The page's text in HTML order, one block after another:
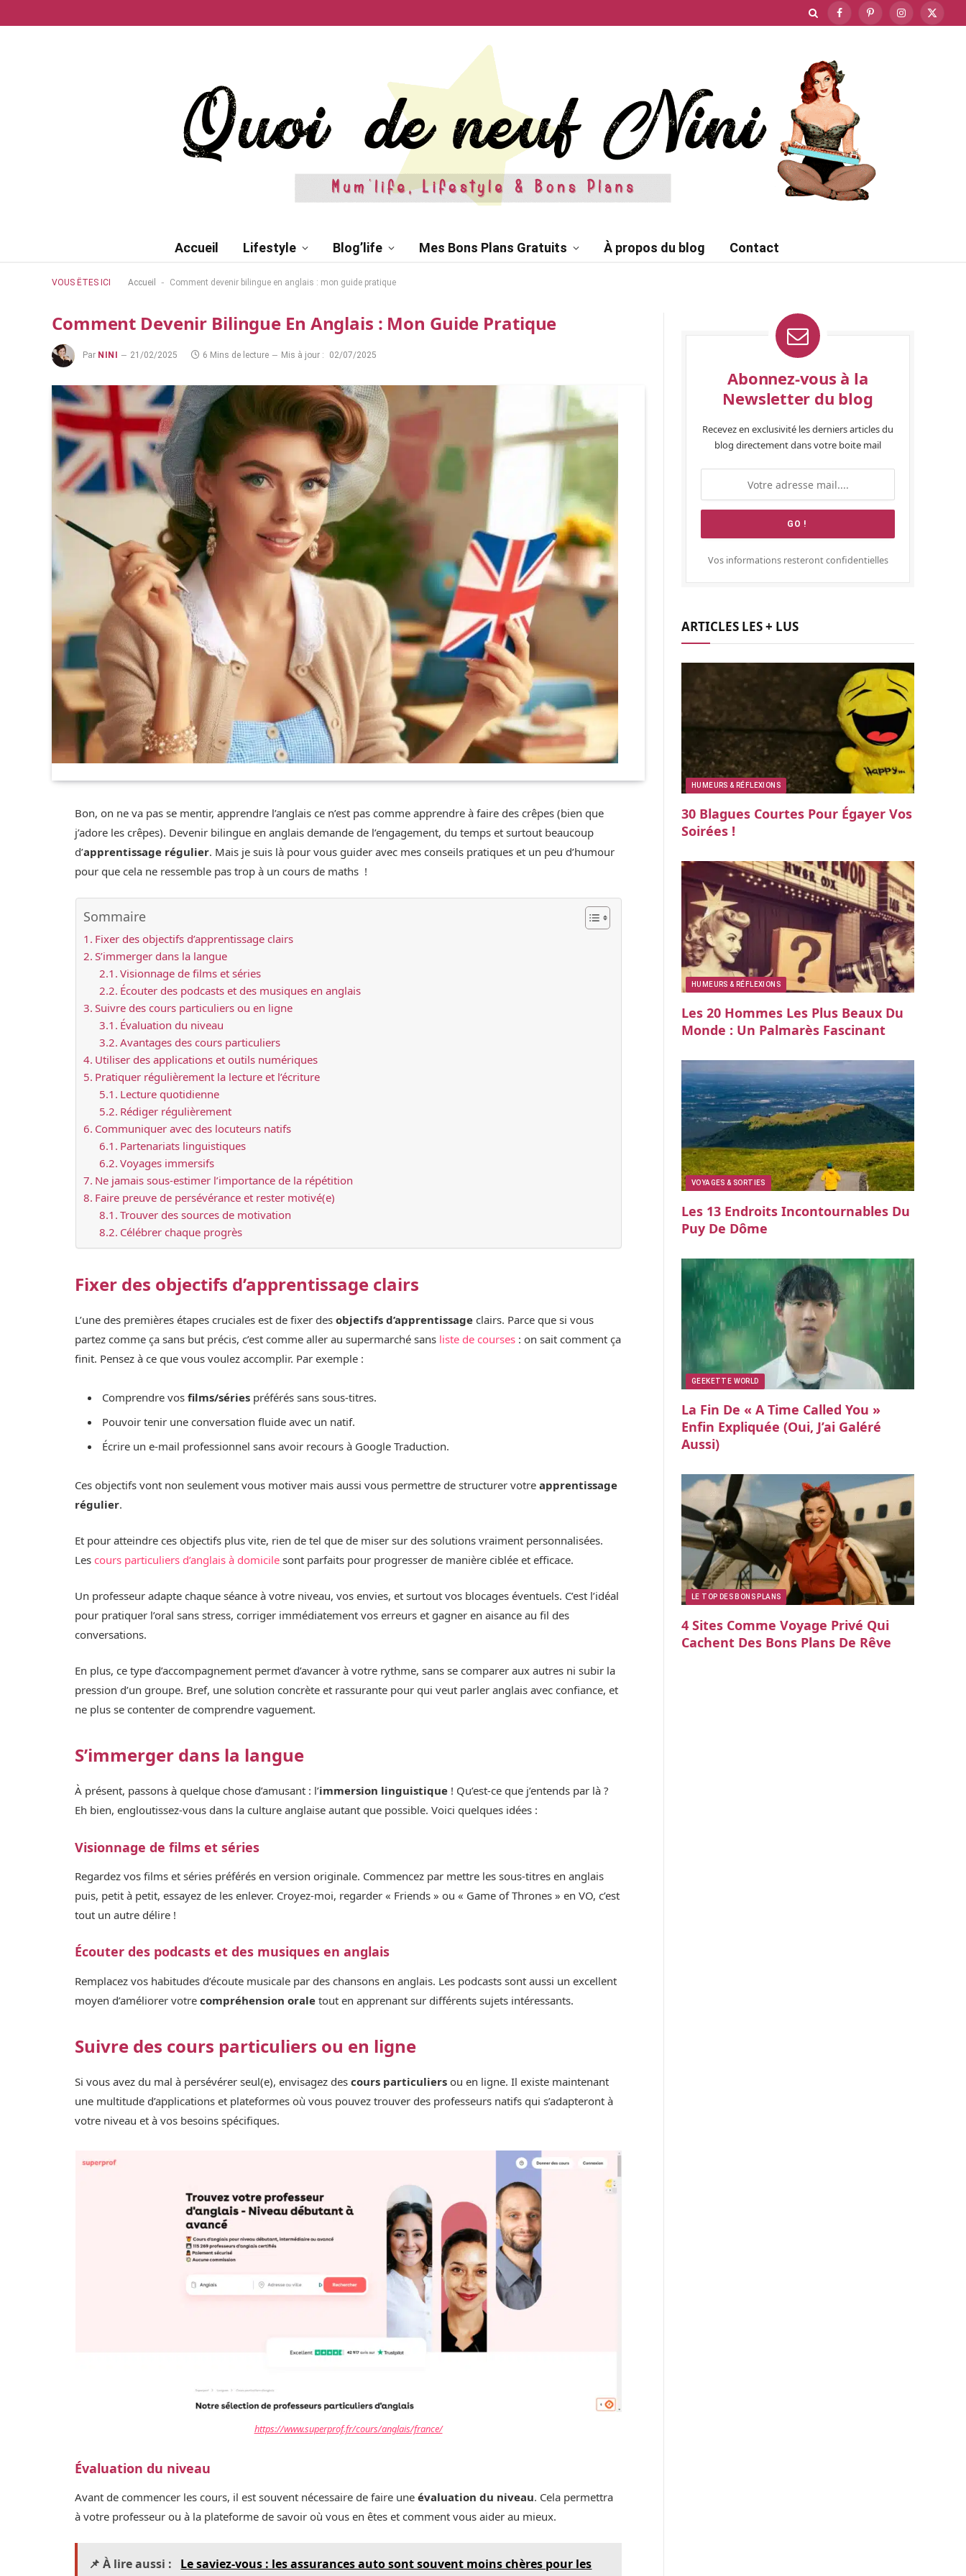
FacebookPinterestInstagram
X
Accueil Lifestyle Blog’life Mes Bons Plans Gratuits À propos du blog Contact
VOUS ÊTES ICI Accueil - Comment devenir bilingue en anglais : mon guide pratique
Comment Devenir Bilingue En Anglais : Mon Guide Pratique
Par NINI 21/02/2025 6 Mins de lecture Mis à jour : 02/07/2025
Bon, on ne va pas se mentir, apprendre l’anglais ce n’est pas comme apprendre à faire des crêpes (bien que
j’adore les crêpes). Devenir bilingue en anglais demande de l’engagement, du temps et surtout beaucoup
d’apprentissage régulier. Mais je suis là pour vous guider avec mes conseils pratiques et un peu d’humour
pour que cela ne ressemble pas trop à un cours de maths !
Sommaire
Fixer des objectifs d’apprentissage clairs
S’immerger dans la langue
Visionnage de films et séries
Écouter des podcasts et des musiques en anglais
Suivre des cours particuliers ou en ligne
Évaluation du niveau
Avantages des cours particuliers
Utiliser des applications et outils numériques
Pratiquer régulièrement la lecture et l’écriture
Lecture quotidienne
Rédiger régulièrement
Communiquer avec des locuteurs natifs
Partenariats linguistiques
Voyages immersifs
Ne jamais sous-estimer l’importance de la répétition
Faire preuve de persévérance et rester motivé(e)
Trouver des sources de motivation
Célébrer chaque progrès
Fixer des objectifs d’apprentissage clairs
L’une des premières étapes cruciales est de fixer desobjectifs d’apprentissage clairs. Parce que si vous
partez comme ça sans but précis, c’est comme aller au supermarché sans liste de courses : on sait comment ça
finit. Pensez à ce que vous voulez accomplir. Par exemple :
Comprendre vosfilms/séries préférés sans sous-titres.
Pouvoir tenir une conversation fluide avec un natif.
Écrire un e-mail professionnel sans avoir recours à Google Traduction.
Ces objectifs vont non seulement vous motiver mais aussi vous permettre de structurer votreapprentissage
régulier.
Et pour atteindre ces objectifs plus vite, rien de tel que de miser sur des solutions vraiment personnalisées.
Lescours particuliers d’anglais à domicile sont parfaits pour progresser de manière ciblée et efficace.
Un professeur adapte chaque séance à votre niveau, vos envies, et surtout vos blocages éventuels. C’est l’idéal
pour pratiquer l’oral sans stress, corriger immédiatement vos erreurs et gagner en aisance au fil des
conversations.
En plus, ce type d’accompagnement permet d’avancer à votre rythme, sans se comparer aux autres ni subir la
pression d’un groupe. Bref, une solution concrète et rassurante pour qui veut parler anglais avec confiance, et
ne plus se contenter de comprendre vaguement.
S’immerger dans la langue
À présent, passons à quelque chose d’amusant : l’immersion linguistique ! Qu’est-ce que j’entends par là ?
Eh bien, engloutissez-vous dans la culture anglaise autant que possible. Voici quelques idées :
Visionnage de films et séries
Regardez vos films et séries préférés en version originale. Commencez par mettre les sous-titres en anglais
puis, petit à petit, essayez de les enlever. Croyez-moi, regarder « Friends » ou « Game of Thrones » en VO, c’est
tout un autre délire !
Écouter des podcasts et des musiques en anglais
Remplacez vos habitudes d’écoute musicale par des chansons en anglais. Les podcasts sont aussi un excellent
moyen d’améliorer votrecompréhension orale tout en apprenant sur différents sujets intéressants.
Suivre des cours particuliers ou en ligne
Si vous avez du mal à persévérer seul(e), envisagez descours particuliers ou en ligne. Il existe maintenant
une multitude d’applications et plateformes où vous pouvez trouver des professeurs natifs qui s’adapteront à
votre niveau et à vos besoins spécifiques.
https://www.superprof.fr/cours/anglais/france/
Évaluation du niveau
Avant de commencer les cours, il est souvent nécessaire de faire uneévaluation du niveau. Cela permettra
à votre professeur ou à la plateforme de savoir où vous en êtes et comment vous aider au mieux.
📌 À lire aussi : Le saviez-vous : les assurances auto sont souvent moins chères pour les
Abonnez-vous à la
Newsletter du blog
Recevez en exclusivité les derniers articles du
blog directement dans votre boite mail
Vos informations resteront confidentielles
ARTICLES LES + LUS
HUMEURS & RÉFLEXIONS
30 Blagues Courtes Pour Égayer Vos
Soirées !
HUMEURS & RÉFLEXIONS
Les 20 Hommes Les Plus Beaux Du
Monde : Un Palmarès Fascinant
VOYAGES & SORTIES
Les 13 Endroits Incontournables Du
Puy De Dôme
GEEKETTE WORLD
La Fin De « A Time Called You »
Enfin Expliquée (oui, J’ai Galéré
Aussi)
LE TOP DES BONS PLANS
4 Sites Comme Voyage Privé Qui
Cachent Des Bons Plans De Rêve